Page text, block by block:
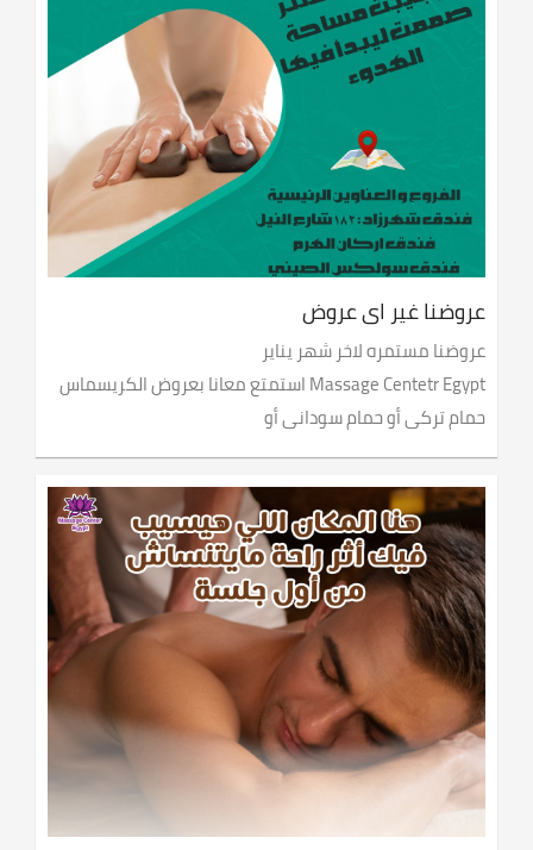
عروضنا غير اى عروض
عروضنا مستمره لاخر شهر يناير
Massage Centetr Egypt استمتع معانا بعروض الكريسماس
حمام تركى أو حمام سودانى أو